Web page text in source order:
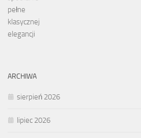
ARCHIWA
sierpień 2026
lipiec 2026